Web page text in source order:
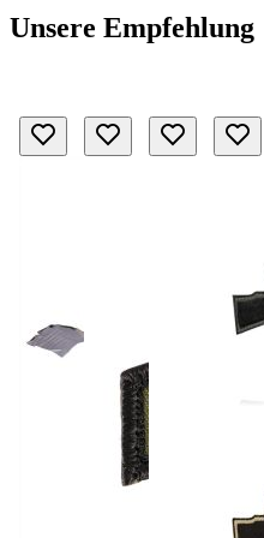
Unsere Empfehlung